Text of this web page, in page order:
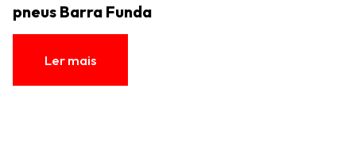
pneus Barra Funda
Ler mais